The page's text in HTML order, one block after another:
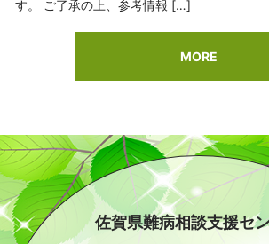
す。 ご了承の上、参考情報 […]
MORE
佐賀県難病相談支援セ